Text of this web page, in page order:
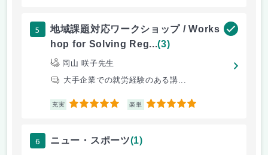
5
地域課題対応ワークショップ / Works
hop for Solving Reg...(3)
岡山 咲子先生
大手企業での就労経験のある講...
充実 5 楽単 5
6 ニュー・スポーツ(1)